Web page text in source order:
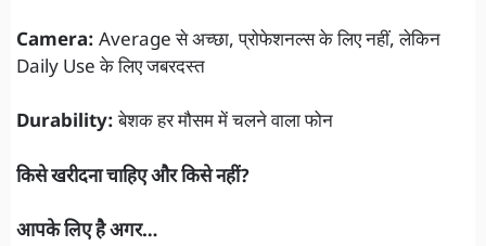
Camera: Average से अच्छा, प्रोफेशनल्स के लिए नहीं, लेकिन
Daily Use के लिए जबरदस्त
Durability:बेशक हर मौसम में चलने वाला फोन
किसे खरीदना चाहिए और किसे नहीं?
आपके लिए है अगर…